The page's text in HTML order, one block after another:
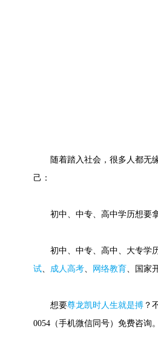
随着踏入社会，很多人都无缘
己：
初中、中专、高中学历想要拿
初中、中专、高中、大专学历
试、 成人高考、 网络教育、国家
想要尊龙凯时人生就是搏 ？
0054（手机微信同号）免费咨询。